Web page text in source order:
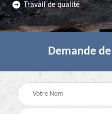
Travail de qualité
Demande